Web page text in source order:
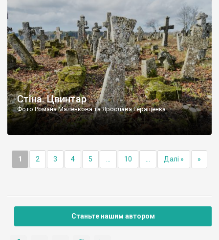
ньому чимало хрестів 19 століття, є такі, де епітафії стер […]
Стіна. Цвинтар
Фото Романа Маленкова та Ярослава Геращенка
1 2 3 4 5 10 Далі » »
Станьте нашим автором